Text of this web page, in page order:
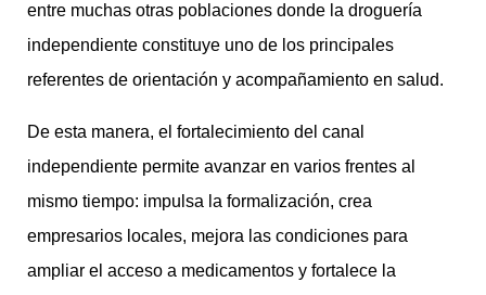
entre muchas otras poblaciones donde la droguería
independiente constituye uno de los principales
referentes de orientación y acompañamiento en salud.
De esta manera, el fortalecimiento del canal
independiente permite avanzar en varios frentes al
mismo tiempo: impulsa la formalización, crea
empresarios locales, mejora las condiciones para
ampliar el acceso a medicamentos y fortalece la